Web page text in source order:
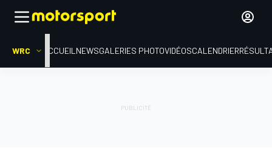
WRC ACCUEIL NEWSGALERIES PHOTOVIDÉOSCALENDRIER